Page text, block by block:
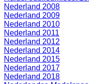
Nederland 2008
Nederland 2009
Nederland 2010
Nederland 2011
Nederland 2012
Nederland 2014
Nederland 2015
Nederland 2017
Nederland 2018